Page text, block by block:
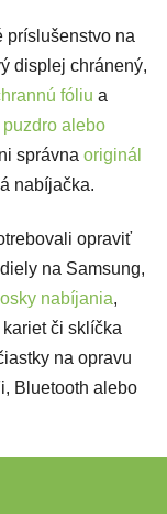
príslušenstvo na
displej chránený,
fóliu a
alebo
správna originál
nabíjačka.
opraviť
na Samsung,
nabíjania,
či sklíčka
na opravu
Bluetooth alebo